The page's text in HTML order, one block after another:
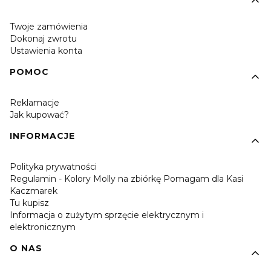
Twoje zamówienia
Dokonaj zwrotu
Ustawienia konta
POMOC
Reklamacje
Jak kupować?
INFORMACJE
Polityka prywatności
Regulamin - Kolory Molly na zbiórkę Pomagam dla Kasi
Kaczmarek
Tu kupisz
Informacja o zużytym sprzęcie elektrycznym i
elektronicznym
O NAS